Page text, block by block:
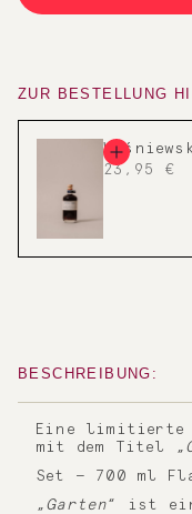
BESCHREIBUNG:
Eine limitierte
mit dem Titel „
Set — 700 ml
„ Garten“ ist
ZUR BESTELLUNG
23,95 €